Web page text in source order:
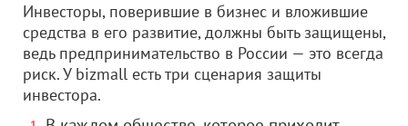
Инвесторы, поверившие в бизнес и вложившие
средства в его развитие, должны быть защищены,
ведь предпринимательство в России — это всегда
риск. У bizmall есть три сценария защиты
инвестора.